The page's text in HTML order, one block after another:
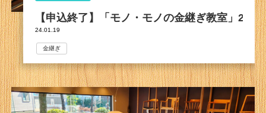
【申込終了】「モノ・モノの金継ぎ教室」
24.01.19
金継ぎ